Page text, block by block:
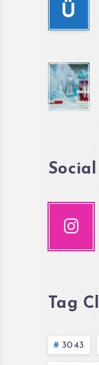
Ü
Social
Tag
3043